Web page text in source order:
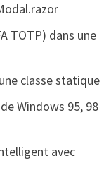
TOTP) dans une
classe statique
Windows 95, 98
avec